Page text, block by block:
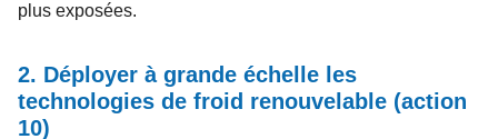
plus exposées.
2. Déployer à grande échelle les
technologies de froid renouvelable (action
10)